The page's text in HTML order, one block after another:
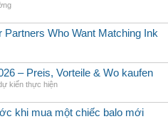
Partners Who Want Matching Ink
– Preis, Vorteile & Wo kaufen
kiến thực hiện
khi mua một chiếc balo mới